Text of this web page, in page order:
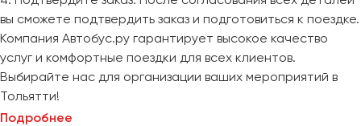
вы сможете подтвердить заказ и подготовиться к поездке.
Компания Автобус.ру гарантирует высокое качество
услуг и комфортные поездки для всех клиентов.
Выбирайте нас для организации ваших мероприятий в
Тольятти!
Подробнее